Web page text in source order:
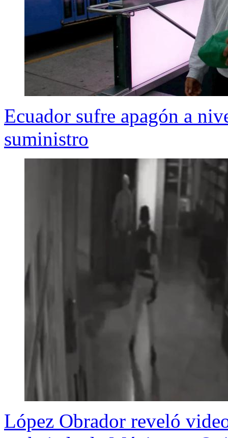
Ecuador sufre apagón a
suministro
López Obrador reveló